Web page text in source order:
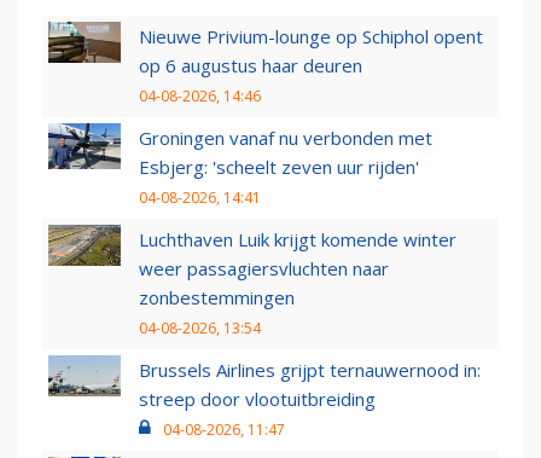
Nieuwe Privium-lounge op Schiphol opent
op 6 augustus haar deuren
04-08-2026, 14:46
Groningen vanaf nu verbonden met
Esbjerg: 'scheelt zeven uur rijden'
04-08-2026, 14:41
Luchthaven Luik krijgt komende winter
weer passagiersvluchten naar
zonbestemmingen
04-08-2026, 13:54
Brussels Airlines grijpt ternauwernood in:
streep door vlootuitbreiding
04-08-2026, 11:47